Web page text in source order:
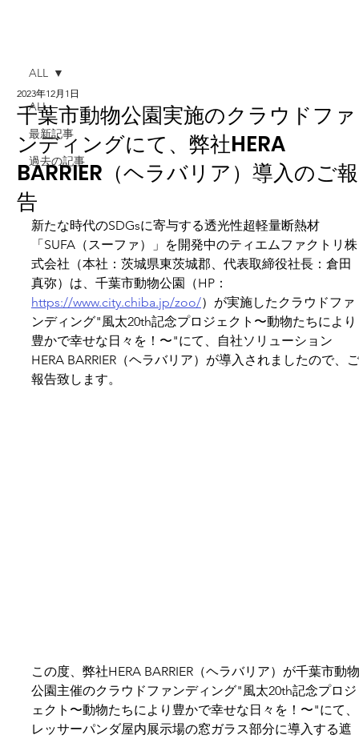
ALL
最新記事
過去の記事
ALL
千葉市動物公園実施のクラウドファ
ンディングにて、弊社HERA
BARRIER（ヘラバリア）導入のご報
告
2023年12月1日
新たな時代のSDGsに寄与する透光性超軽量断熱材
「SUFA（スーファ）」を開発中のティエムファクトリ株
式会社（本社：茨城県東茨城郡、代表取締役社⻑：倉田
真弥）は、千葉市動物公園（HP：
https://www.city.chiba.jp/zoo/）が実施したクラウドファ
ンディング"風太20th記念プロジェクト〜動物たちにより
豊かで幸せな日々を！〜"にて、自社ソリューション
HERA BARRIER（ヘラバリア）が導入されましたので、ご
報告致します。
この度、弊社HERA BARRIER（ヘラバリア）が千葉市動物
公園主催のクラウドファンディング"風太20th記念プロジ
ェクト〜動物たちにより豊かで幸せな日々を！〜"にて、
レッサーパンダ屋内展示場の窓ガラス部分に導入する遮